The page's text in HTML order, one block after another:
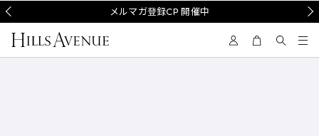
メルマガ登録CP 開催中